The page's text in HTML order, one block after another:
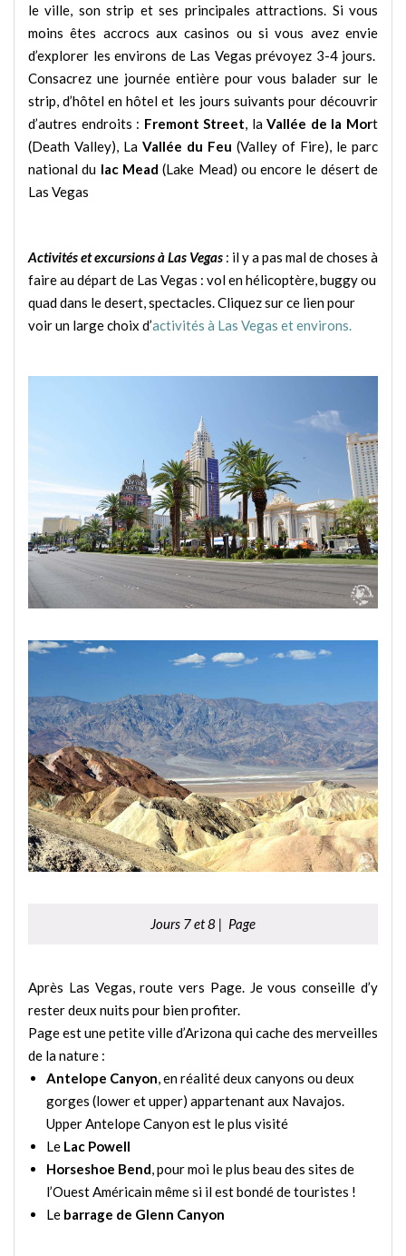
le ville, son strip et ses principales attractions. Si vous
moins êtes accrocs aux casinos ou si vous avez envie
d’explorer les environs de Las Vegas prévoyez 3-4 jours.
Consacrez une journée entière pour vous balader sur le
strip, d’hôtel en hôtel et les jours suivants pour découvrir
d’autres endroits : Fremont Street, laVallée de la Mort
(Death Valley), La Vallée du Feu (Valley of Fire), le parc
national du lac Mead (Lake Mead) ou encore le désert de
Las Vegas
Activités et excursions à Las Vegas : il y a pas mal de choses à
faire au départ de Las Vegas : vol en hélicoptère, buggy ou
quad dans le desert, spectacles. Cliquez sur ce lien pour
voir un large choix d’activités à Las Vegas et environs.
Jours 7 et 8 | Page
Après Las Vegas, route vers Page. Je vous conseille d’y
rester deux nuits pour bien profiter.
Page est une petite ville d’Arizona qui cache des merveilles
de la nature :
Antelope Canyon, en réalité deux canyons ou deux
gorges (lower et upper) appartenant aux Navajos.
Upper Antelope Canyon est le plus visité
Le Lac Powell
Horseshoe Bend, pour moi le plus beau des sites de
l’Ouest Américain même si il est bondé de touristes !
Le barrage de Glenn Canyon